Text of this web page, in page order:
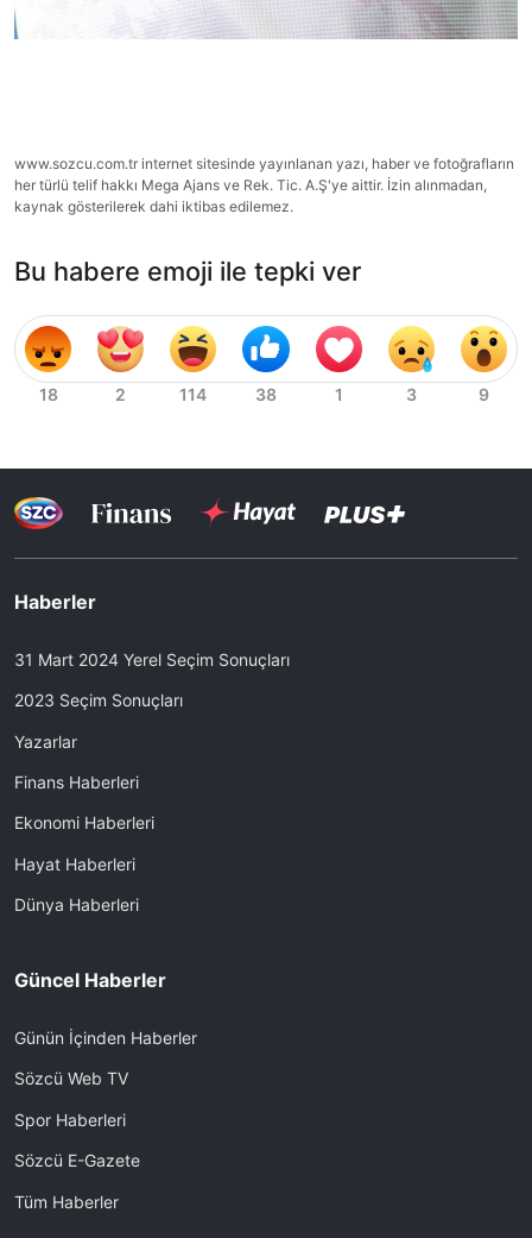
www.sozcu.com.tr internet sitesinde yayınlanan yazı, haber ve fotoğrafların
her türlü telif hakkı Mega Ajans ve Rek. Tic. A.Ş'ye aittir. İzin alınmadan,
kaynak gösterilerek dahi iktibas edilemez.
Bu habere emoji ile tepki ver
Haberler
31 Mart 2024 Yerel Seçim Sonuçları
2023 Seçim Sonuçları
Yazarlar
Finans Haberleri
Ekonomi Haberleri
Hayat Haberleri
Dünya Haberleri
Güncel Haberler
Günün İçinden Haberler
Sözcü Web TV
Spor Haberleri
Sözcü E-Gazete
Tüm Haberler